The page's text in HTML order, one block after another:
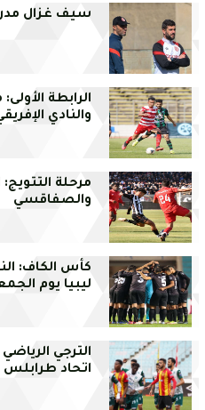
سيف غزال
الرابطة
والنادي
مرحلة
والصفاقسي
كأس الكاف:
ليبيا يوم
الترجي
اتحاد طرابلس